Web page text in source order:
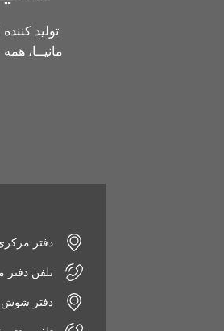
تولید
مانیــا،
دفتر
تلفن دفتر مرکزی:
دفتر شوش: